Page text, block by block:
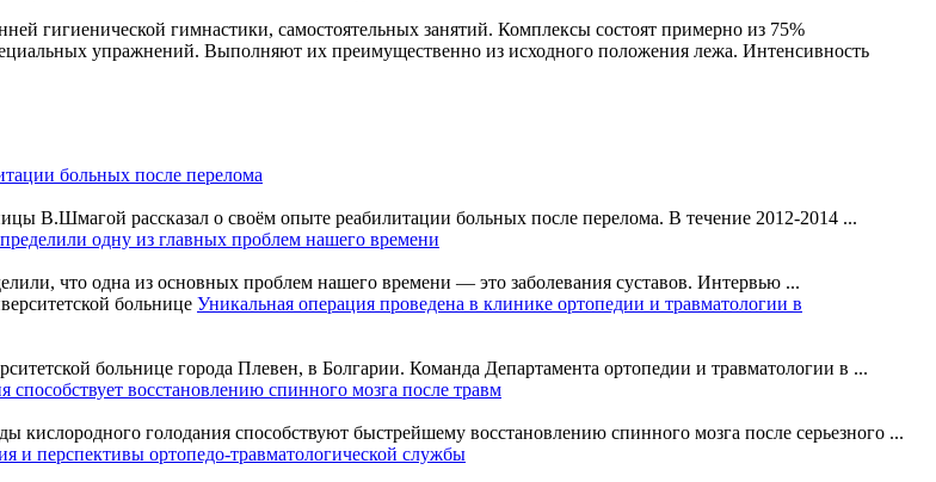
гигиенической гимнастики, самостоятельных занятий. Комплексы состоят примерно из 75%
упражнений. Выполняют их преимущественно из исходного положения лежа. Интенсивность
больных после перелома
В.Шмагой рассказал о своём опыте реабилитации больных после перелома. В течение 2012-2014 ...
одну из главных проблем нашего времени
что одна из основных проблем нашего времени — это заболевания суставов. Интервью ...
Уникальная операция проведена в клинике ортопедии и травматологии в
больнице города Плевен, в Болгарии. Команда Департамента ортопедии и травматологии в ...
способствует восстановлению спинного мозга после травм
кислородного голодания способствуют быстрейшему восстановлению спинного мозга после серьезного ...
и перспективы ортопедо-травматологической службы